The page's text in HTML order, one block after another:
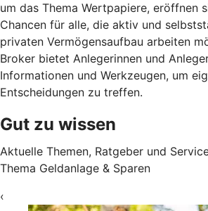
um das Thema Wertpapiere, eröffnen
Chancen für alle, die aktiv und
privaten Vermögensaufbau arbeiten
Broker bietet Anlegerinnen und
Informationen und Werkzeugen, um
Entscheidungen zu treffen.
Gut zu wissen
Aktuelle Themen, Ratgeber und
Thema Geldanlage & Sparen
‹